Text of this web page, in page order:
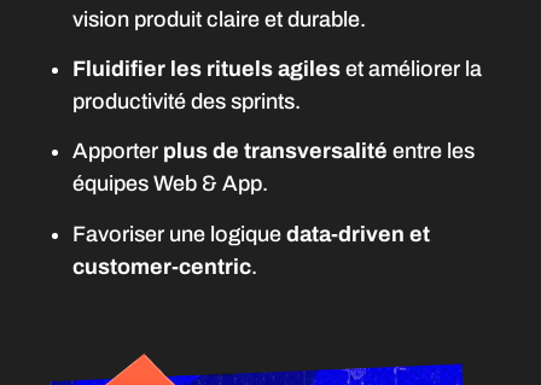
vision produit claire et durable.
Fluidifier les rituels agiles et améliorer la
productivité des sprints.
Apporter plus de transversalité entre les
équipes Web & App.
Favoriser une logique data-driven et
customer-centric.